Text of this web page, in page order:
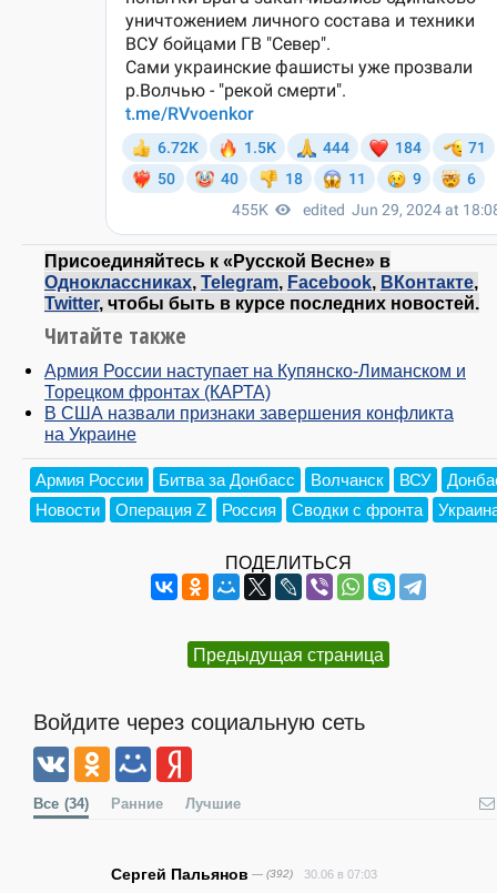
Присоединяйтесь к «Русской Весне» в
Одноклассниках, Telegram, Facebook, ВКонтакте,
Twitter, чтобы быть в курсе последних новостей.
Читайте также
Армия России наступает на Купянско-Лиманском и
Торецком фронтах (КАРТА)
В США назвали признаки завершения конфликта
на Украине
Армия России Битва за Донбасс Волчанск ВСУ
Новости
Операция Z Россия Сводки с фронта
ПОДЕЛИТЬСЯ
Предыдущая страница
Войдите через социальную сеть
Все (34) Ранние Лучшие
Сергей Пальянов — (392) 30.06 в 07:03